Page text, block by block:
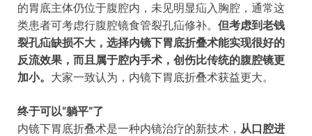
的胃底主体仍位于腹腔内，未见明显疝入胸腔，通常这
类患者可考虑行腹腔镜食管裂孔疝修补。 但考虑到老钱
裂孔疝缺损不大，选择内镜下胃底折叠术能实现很好的
反流效果，而且属于腔内手术，创伤比传统的腹腔镜更
加小。 大家一致认为，内镜下胃底折叠术获益更大。
终于可以“躺平”了
内镜下胃底折叠术是一种内镜治疗的新技术， 从口腔进